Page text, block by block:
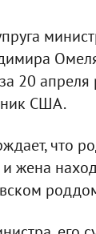
20
США.
что
жена